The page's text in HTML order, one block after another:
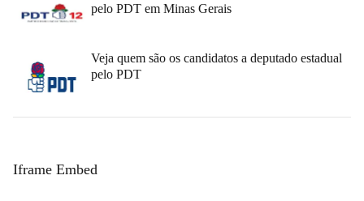
pelo PDT em Minas Gerais
Veja quem são os candidatos a deputado estadual
pelo PDT
Iframe Embed